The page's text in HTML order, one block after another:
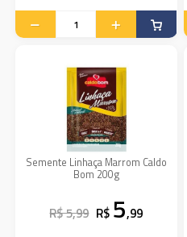
Semente Linhaça Marrom Caldo
Bom 200g
R$ 5,99 R$ 5,99